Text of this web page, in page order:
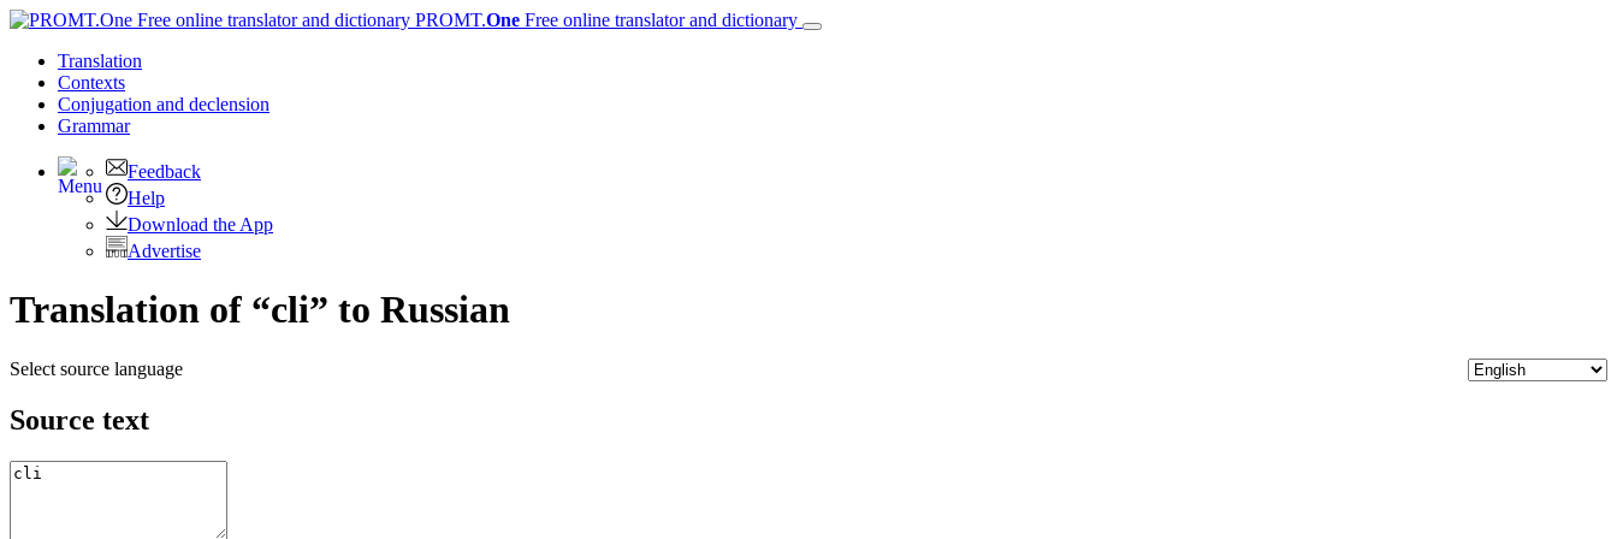
PROMT.One Free online translator and dictionary
Translation
Contexts
Conjugation and declension
Grammar
Feedback
Help
Download the App
Advertise
Translation of “cli” to Russian
Select source language
Source text